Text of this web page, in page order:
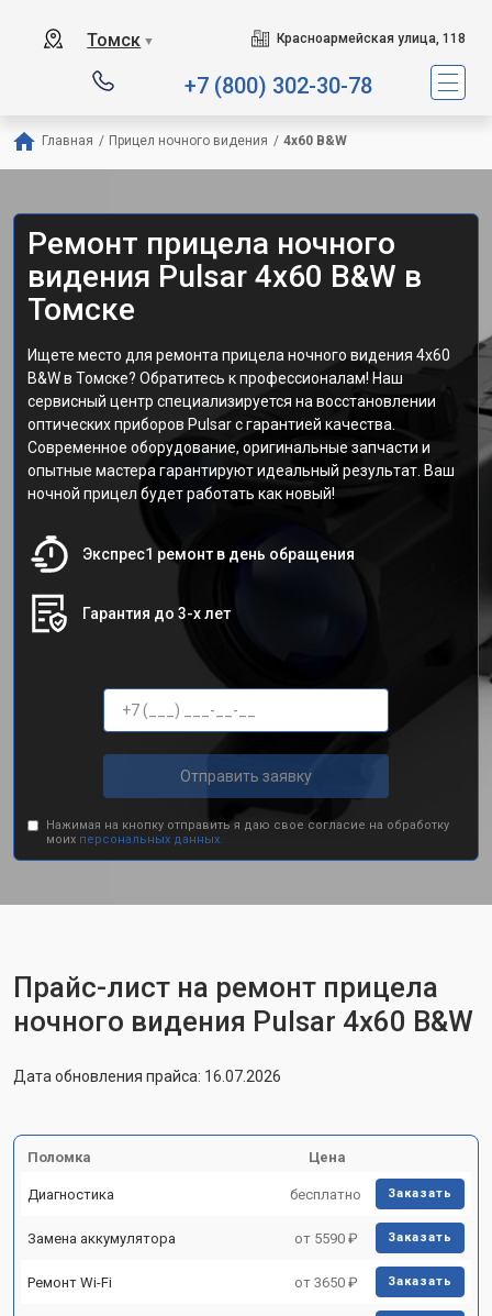
Томск ▼ Красноармейская улица, 118
+7 (800) 302-30-78
Главная / Прицел ночного видения / 4x60 B&W
Ремонт прицела ночного
видения Pulsar 4x60 B&W в
Томске
Ищете место для ремонта прицела ночного видения 4x60
B&W в Томске? Обратитесь к профессионалам! Наш
сервисный центр специализируется на восстановлении
оптических приборов Pulsar с гарантией качества.
Современное оборудование, оригинальные запчасти и
опытные мастера гарантируют идеальный результат. Ваш
ночной прицел будет работать как новый!
Экспрес1 ремонт в день обращения
Гарантия до 3-х лет
Отправить заявку
Нажимая на кнопку отправить я даю свое согласие на обработку
моих персональных данных.
Прайс-лист на ремонт прицела
ночного видения Pulsar 4x60 B&W
Дата обновления прайса: 16.07.2026
Поломка Цена
Диагностика бесплатно Заказать
Замена аккумулятора от 5590 ₽ Заказать
Ремонт Wi-Fi от 3650 ₽ Заказать